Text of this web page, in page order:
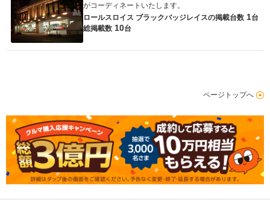
がコーディネートいたします。
ロールスロイス ブラックバッジレイスの掲載台数 1台
総掲載数 10台
ページトップへ